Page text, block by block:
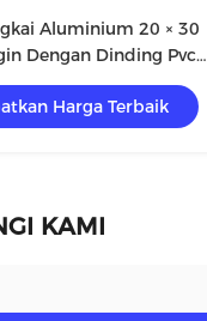
Aluminium 20 × 30
Dengan Dinding Pvc
Harga Terbaik
KAMI